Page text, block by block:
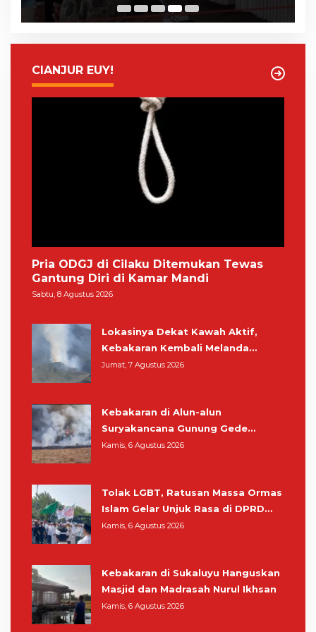
CIANJUR EUY!
Pria ODGJ di Cilaku Ditemukan Tewas
Gantung Diri di Kamar Mandi
Sabtu, 8 Agustus 2026
Lokasinya Dekat Kawah Aktif,
Kebakaran Kembali Melanda
Kawasan Gunung Gede Pangrango
Jumat, 7 Agustus 2026
Kebakaran di Alun-alun
Suryakancana Gunung Gede
Pangrango, Relawan dan Warga
Kamis, 6 Agustus 2026
Tolak LGBT, Ratusan Massa Ormas
Islam Gelar Unjuk Rasa di DPRD
Cianjur
Kamis, 6 Agustus 2026
Kebakaran di Sukaluyu Hanguskan
Masjid dan Madrasah Nurul Ikhsan
Kamis, 6 Agustus 2026